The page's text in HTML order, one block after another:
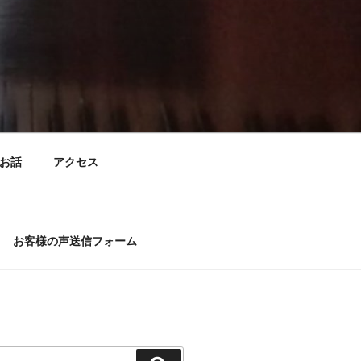
話 アクセス
お客様の声送信フォーム